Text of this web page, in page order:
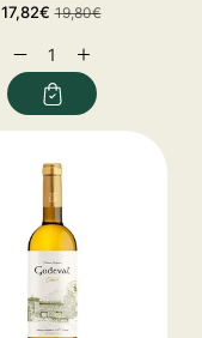
Precio
oferta
17,82€ Precio
19,80€
Reducir
cantidad
para
Aumentar
cantidad
para